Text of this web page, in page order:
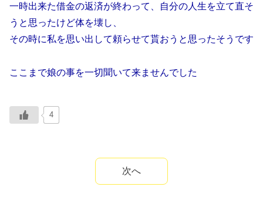
一時出来た借金の返済が終わって、自分の人生を立て直そ
うと思ったけど体を壊し、
その時に私を思い出して頼らせて貰おうと思ったそうです
ここまで娘の事を一切聞いて来ませんでした
4
次へ